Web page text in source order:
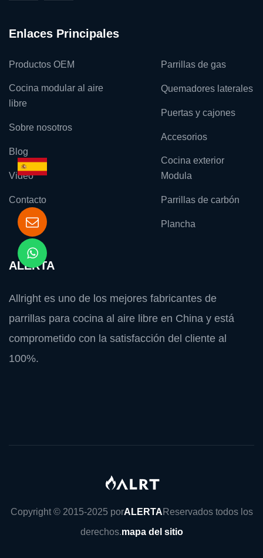
Enlaces Principales
Productos OEM
Cocina modular al aire
libre
Sobre nosotros
Blog
Video
Contacto
Parrillas de gas
Quemadores laterales
Puertas y cajones
Accesorios
Cocina exterior
Modula
Parrillas de carbón
Plancha
ALERTA
Allright es uno de los mejores fabricantes de
parrillas para cocina al aire libre en China y está
comprometido con la satisfacción del cliente al
100%.
Copyright © 2015-2025 porALERTA Reservados todos los
derechos.mapa del sitio